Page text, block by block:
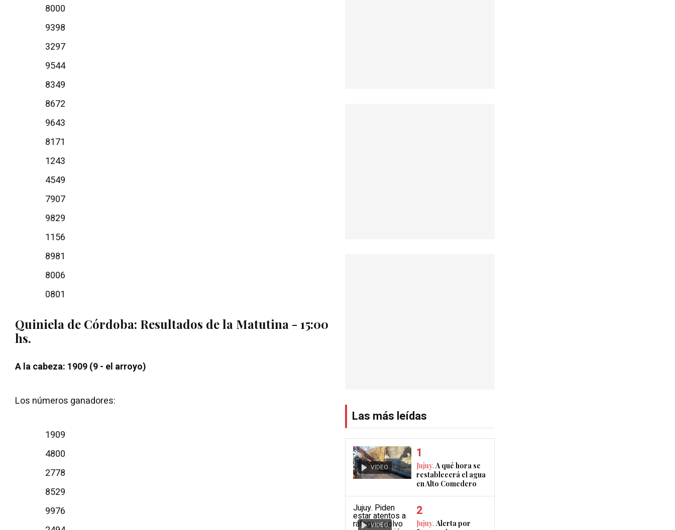
8000
9398
3297
9544
8349
8672
9643
8171
1243
4549
7907
9829
1156
8981
8006
0801
Quiniela de Córdoba: Resultados de la Matutina - 15:00
hs.
A la cabeza: 1909 (9 - el arroyo)
Los números ganadores:
1909
4800
2778
8529
9976
Las más leídas
VIDEO Jujuy.A qué hora se
restablecerá el agua
en Alto Comedero
VIDEO Jujuy. Alerta por